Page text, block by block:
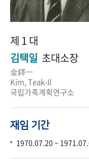
제 1 대
김택일 초대소장
金鐸一
Kim, Teak-Il
국립가족계획연구소
재임 기간
1970.07.20 ~